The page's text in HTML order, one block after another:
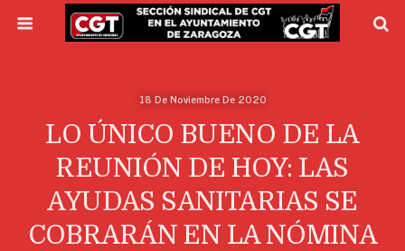
18 De Noviembre De 2020
LO ÚNICO BUENO DE LA
REUNIÓN DE HOY: LAS
AYUDAS SANITARIAS SE
COBRARÁN EN LA NÓMINA